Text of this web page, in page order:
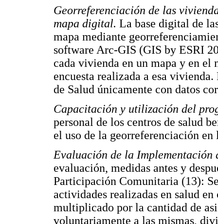
Georreferenciación de las
mapa digital. La base digital de
mapa mediante
software Arc-GIS (GIS by ESRI
cada vivienda en un mapa y en el
encuesta realizada a esa
de Salud únicamente con datos
Capacitación y utilización del
personal de los centros de salud
el uso de la georreferenciación
Evaluación de la
evaluación, medidas antes y
Participación Comunitaria (13):
actividades realizadas en salud
multiplicado por la cantidad de
voluntariamente a las mismas,